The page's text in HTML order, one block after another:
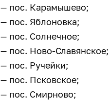
— пос. Карамышево;
— пос. Яблоновка;
— пос. Солнечное;
— пос. Ново-Славянское;
— пос. Ручейки;
— пос. Псковское;
— пос. Смирново;